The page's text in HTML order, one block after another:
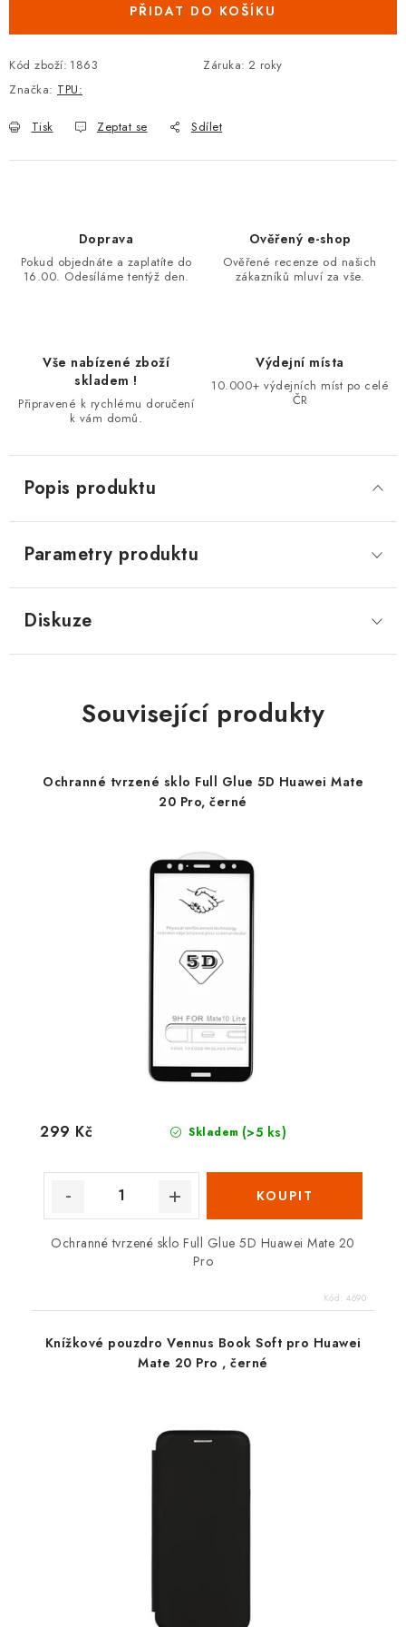
PŘIDAT DO KOŠÍKU
Kód zboží: 1863 Záruka: 2 roky
Značka: TPU:
Tisk Zeptat se Sdílet
Doprava
Pokud objednáte a zaplatíte do
16.00. Odesíláme tentýž den.
Ověřený e-shop
Ověřené recenze od našich
zákazníků mluví za vše.
Vše nabízené zboží
skladem !
Připravené k rychlému doručení
k vám domů.
Výdejní místa
10.000+ výdejních míst po celé
ČR
Popis produktu
Parametry produktu
Diskuze
Související produkty
Ochranné tvrzené sklo Full Glue 5D Huawei Mate
20 Pro, černé
Skladem (>5 ks)
299 Kč
Ochranné tvrzené sklo Full Glue 5D Huawei Mate 20
Pro
Kód: 4690
Knížkové pouzdro Vennus Book Soft pro Huawei
Mate 20 Pro , černé